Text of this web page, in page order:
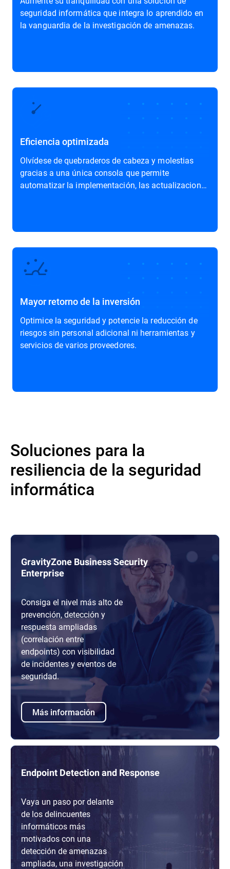
seguridad informática que integra lo aprendido en
la vanguardia de la investigación de amenazas.
Eficiencia optimizada
Olvídese de quebraderos de cabeza y molestias
gracias a una única consola que permite
automatizar la implementación, las actualizaciones
Mayor retorno de la inversión
Optimice la seguridad y potencie la reducción de
riesgos sin personal adicional ni herramientas y
servicios de varios proveedores.
Soluciones para la
resiliencia de la seguridad
informática
GravityZone Business Security
Enterprise
Consiga el nivel más alto de
prevención, detección y
respuesta ampliadas
(correlación entre
endpoints) con visibilidad
de incidentes y eventos de
seguridad.
Más información
Endpoint Detection and Response
Vaya un paso por delante
de los delincuentes
informáticos más
motivados con una
detección de amenazas
ampliada, una investigación